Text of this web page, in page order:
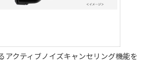
アクティブノイズキャンセリング機能を